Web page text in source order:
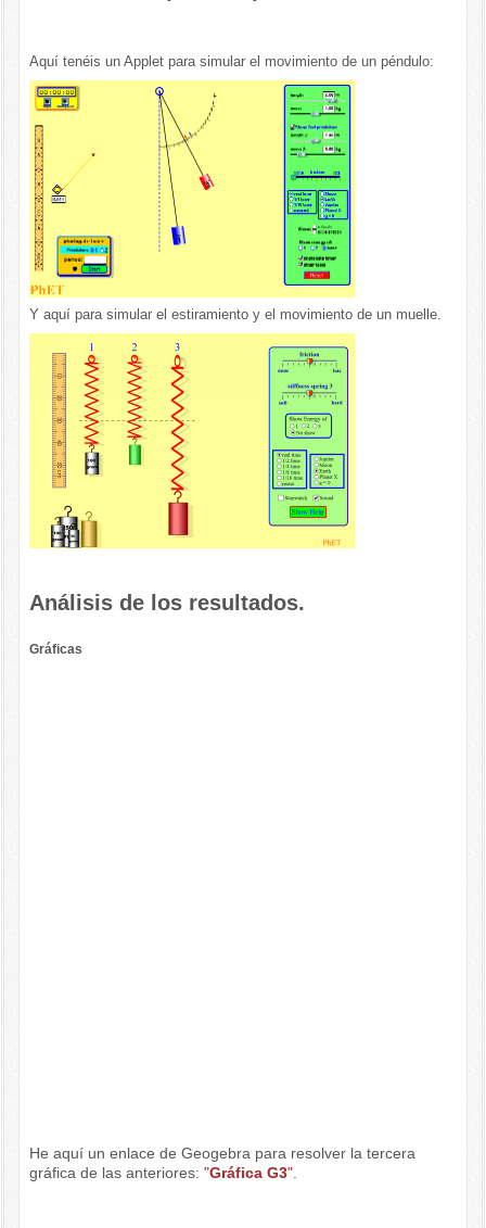
Aquí tenéis un Applet para simular el movimiento de un péndulo:
Y aquí para simular el estiramiento y el movimiento de un muelle.
Análisis de los resultados.
Gráficas
He aquí un enlace de Geogebra para resolver la tercera
gráfica de las anteriores: "Gráfica G3".